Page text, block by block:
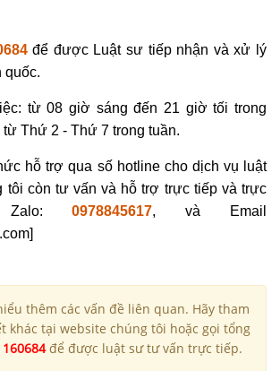
để được Luật sư tiếp nhận và xử lý
quốc.
từ 08 giờ sáng đến 21 giờ tối trong
Thứ 2 - Thứ 7 trong tuần.
hỗ trợ qua số hotline cho dịch vụ luật
tôi còn tư vấn và hỗ trợ trực tiếp và trực
Zalo:0978845617, và Email
thêm các vấn đề liên quan. Hãy tham
khác tại website chúng tôi hoặc gọi tổng
để được luật sư tư vấn trực tiếp.